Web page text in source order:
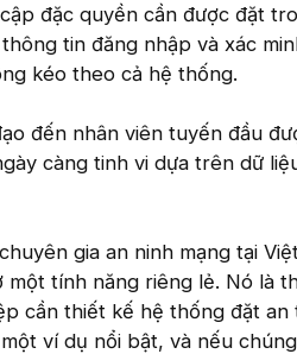
đặc quyền cần được đặt
tin đăng nhập và xác
kéo theo cả hệ thống.
đến nhân viên tuyến đầu
càng tinh vi dựa trên dữ
gia an ninh mạng tại
một tính năng riêng lẻ. Nó là
cần thiết kế hệ thống đặt
ví dụ nổi bật, và nếu